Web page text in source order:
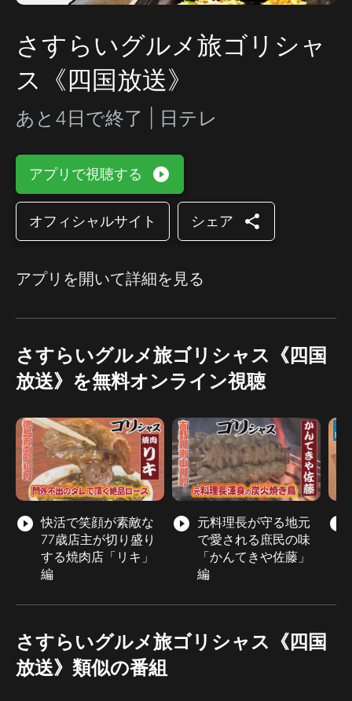
さすらいグルメ旅ゴリシャ
ス《四国放送》
あと4日で終了 | 日テレ
アプリで視聴する play_circle_filled
オフィシャルサイト シェア share
アプリを開いて詳細を見る
さすらいグルメ旅ゴリシャス《四国
放送》を無料オンライン視聴
play_circle_filled 快活で笑顔が素敵な
77歳店主が切り盛り
する焼肉店「リキ」
編
play_circle_filled 元料理長が守る地元
で愛される庶民の味
「かんてきや佐藤」
編
play_circle_filled
さすらいグルメ旅ゴリシャス《四国
放送》類似の番組